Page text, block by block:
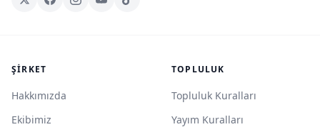
ŞIRKET
Hakkımızda
Ekibimiz
TOPLULUK
Topluluk Kuralları
Yayım Kuralları